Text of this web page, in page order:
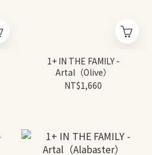
1+ IN THE FAMILY -
Artal（Olive）
NT$1,660